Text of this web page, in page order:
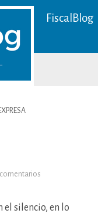
FiscalBlog
comentarios
el silencio, en lo